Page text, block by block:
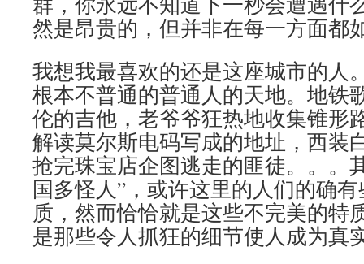
然是昂贵的，但并非在每一方面都
我想我最喜欢的还是这座城市的人
根本不普通的普通人的天地。地铁
伦的吉他，老爷爷狂热地收集锥形
解读莫尔斯电码写成的地址，西装
抢完珠宝店企图逃走的匪徒。。。
国多怪人”，或许这里的人们的确
质，然而恰恰就是这些不完美的特
是那些令人抓狂的细节使人成为真